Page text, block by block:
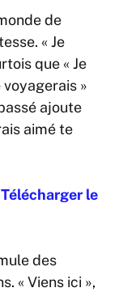
de
« Je
que « Je
voyagerais »
ajoute
aimé te
le
des
« Viens ici »,